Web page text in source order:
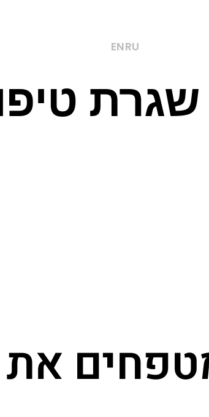
RU
EN
שגרת
את